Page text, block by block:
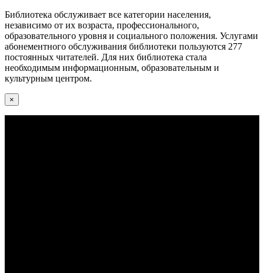
Библиотека обслуживает все категории населения,
независимо от их возраста, профессионального,
образовательного уровня и социального положения. Услугами
абонементного обслуживания библиотеки пользуются 277
постоянных читателей. Для них библиотека стала
необходимым информационным, образовательным и
культурным центром.
×